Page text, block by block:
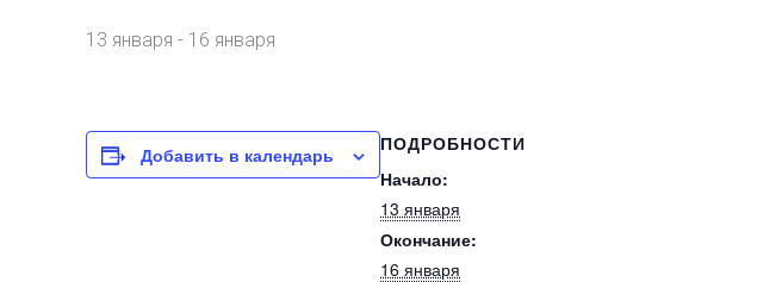
13 января - 16 января
Добавить в календарь
ПОДРОБНОСТИ
Начало:
13 января
Окончание:
16 января